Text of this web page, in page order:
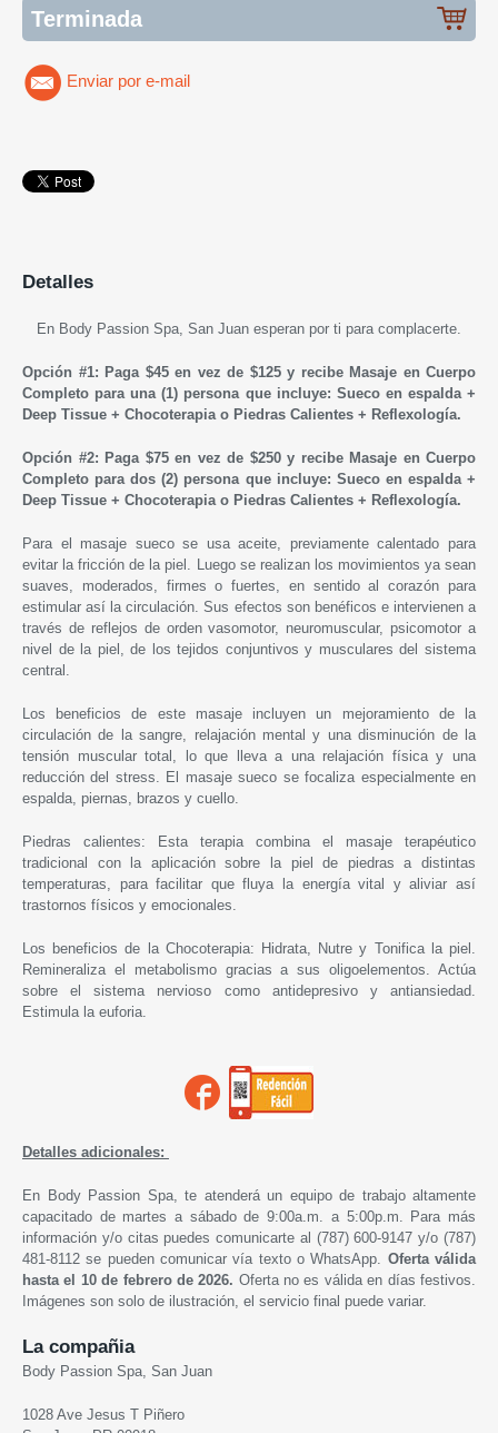
Terminada
Enviar por e-mail
Detalles
En Body Passion Spa, San Juan esperan por ti para complacerte.
Opción #1: Paga $45 en vez de $125 y recibe Masaje en Cuerpo
Completo para una (1) persona que incluye: Sueco en espalda +
Deep Tissue + Chocoterapia o Piedras Calientes + Reflexología.
Opción #2: Paga $75 en vez de $250 y recibe Masaje en Cuerpo
Completo para dos (2) persona que incluye: Sueco en espalda +
Deep Tissue + Chocoterapia o Piedras Calientes + Reflexología.
Para el masaje sueco se usa aceite, previamente calentado para
evitar la fricción de la piel. Luego se realizan los movimientos ya sean
suaves, moderados, firmes o fuertes, en sentido al corazón para
estimular así la circulación. Sus efectos son benéficos e intervienen a
través de reflejos de orden vasomotor, neuromuscular, psicomotor a
nivel de la piel, de los tejidos conjuntivos y musculares del sistema
central.
Los beneficios de este masaje incluyen un mejoramiento de la
circulación de la sangre, relajación mental y una disminución de la
tensión muscular total, lo que lleva a una relajación física y una
reducción del stress. El masaje sueco se focaliza especialmente en
espalda, piernas, brazos y cuello.
Piedras calientes: Esta terapia combina el masaje terapéutico
tradicional con la aplicación sobre la piel de piedras a distintas
temperaturas, para facilitar que fluya la energía vital y aliviar así
trastornos físicos y emocionales.
Los beneficios de la Chocoterapia: Hidrata, Nutre y Tonifica la piel.
Remineraliza el metabolismo gracias a sus oligoelementos. Actúa
sobre el sistema nervioso como antidepresivo y antiansiedad.
Estimula la euforia.
Detalles adicionales:
En Body Passion Spa, te atenderá un equipo de trabajo altamente
capacitado de martes a sábado de 9:00a.m. a 5:00p.m. Para más
información y/o citas puedes comunicarte al (787) 600-9147 y/o (787)
481-8112 se pueden comunicar vía texto o WhatsApp. Oferta válida
hasta el 10 de febrero de 2026. Oferta no es válida en días festivos.
Imágenes son solo de ilustración, el servicio final puede variar.
La compañia
Body Passion Spa, San Juan
1028 Ave Jesus T Piñero